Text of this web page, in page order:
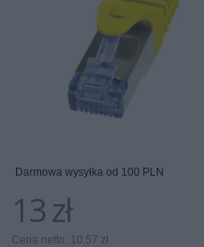
Darmowa wysyłka od 100 PLN
13 zł
Cena netto: 10,57 zł